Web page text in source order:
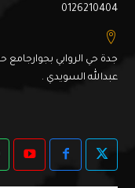
0126210404
جدة حي الروابي
عبدالله السويدي .